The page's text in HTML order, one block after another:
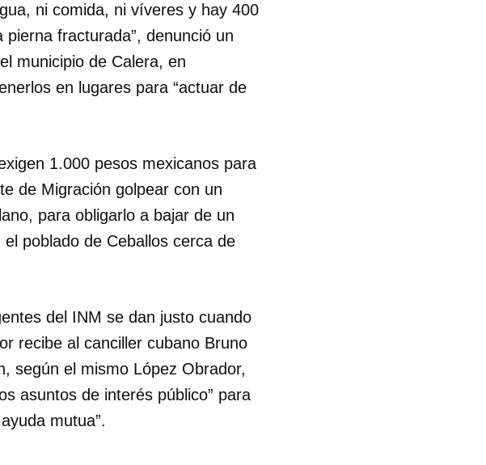
ni comida, ni víveres y hay 400
fracturada”, denunció un
municipio de Calera, en
en lugares para “actuar de
1.000 pesos mexicanos para
de Migración golpear con un
para obligarlo a bajar de un
poblado de Ceballos cerca de
del INM se dan justo cuando
recibe al canciller cubano Bruno
según el mismo López Obrador,
asuntos de interés público” para
mutua”.